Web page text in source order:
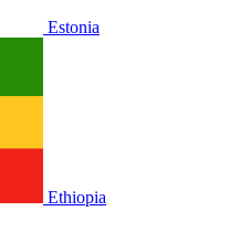
Estonia
Ethiopia